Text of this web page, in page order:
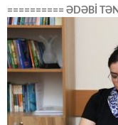
========== ƏDƏBİ